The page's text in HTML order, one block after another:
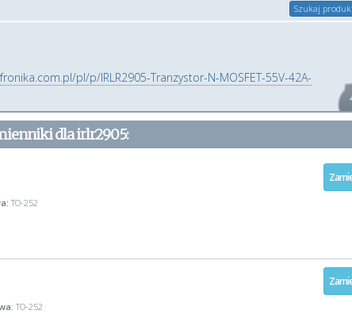
Szukaj
pl/p/IRLR2905-Tranzystor-N-MOSFET-55V-42A-
dlairlr2905:
TO-252
TO-252